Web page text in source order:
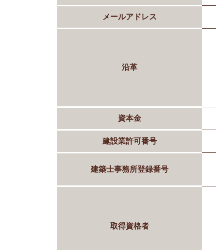
メールアドレス
沿革
資本金
建設業許可番号
建築士事務所登録番号
取得資格者